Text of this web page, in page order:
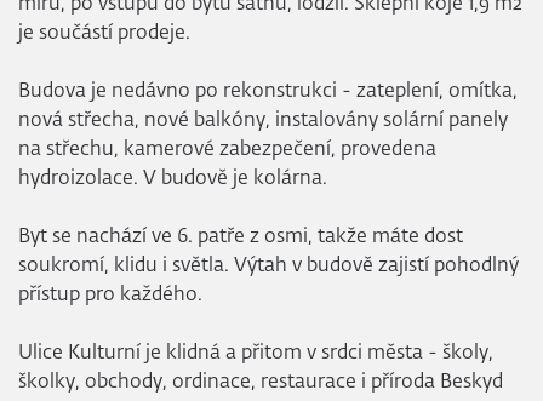
míru, po vstupu do bytu šatnu, lodžii. Sklepní kóje 1,9 m2
je součástí prodeje.
Budova je nedávno po rekonstrukci - zateplení, omítka,
nová střecha, nové balkóny, instalovány solární panely
na střechu, kamerové zabezpečení, provedena
hydroizolace. V budově je kolárna.
Byt se nachází ve 6. patře z osmi, takže máte dost
soukromí, klidu i světla. Výtah v budově zajistí pohodlný
přístup pro každého.
Ulice Kulturní je klidná a přitom v srdci města - školy,
školky, obchody, ordinace, restaurace i příroda Beskyd